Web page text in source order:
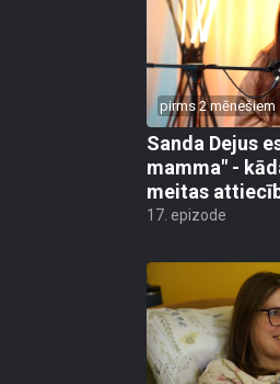
pirms 2 mēnešiem
Sanda Dejus
mamma" -
meitas
17. epizode